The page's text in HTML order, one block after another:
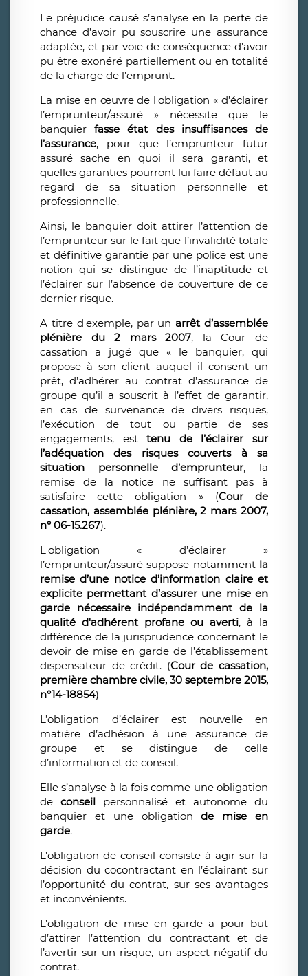
Le préjudice causé s’analyse en la perte de
chance d’avoir pu souscrire une assurance
adaptée, et par voie de conséquence d’avoir
pu être exonéré partiellement ou en totalité
de la charge de l’emprunt.
La mise en œuvre de l'obligation « d’éclairer
l’emprunteur/assuré » nécessite que le
banquierfasse état des insuffisances de
l’assurance, pour que l’emprunteur futur
assuré sache en quoi il sera garanti, et
quelles garanties pourront lui faire défaut au
regard de sa situation personnelle et
professionnelle.
Ainsi, le banquier doit attirer l’attention de
l’emprunteur sur le fait que l’invalidité totale
et définitive garantie par une police est une
notion qui se distingue de l’inaptitude et
l’éclairer sur l’absence de couverture de ce
dernier risque.
A titre d'exemple, par unarrêt d’assemblée
plénière du 2 mars 2007, la Cour de
cassation a jugé que « le banquier, qui
propose à son client auquel il consent un
prêt, d’adhérer au contrat d’assurance de
groupe qu’il a souscrit à l’effet de garantir,
en cas de survenance de divers risques,
l’exécution de tout ou partie de ses
engagements, esttenu de l’éclairer sur
l’adéquation des risques couverts à sa
situation personnelle d’emprunteur, la
remise de la notice ne suffisant pas à
satisfaire cette obligation » (Cour de
cassation, assemblée plénière, 2 mars 2007,
n° 06-15.267).
L'obligation « d’éclairer »
l’emprunteur/assuré suppose notamment la
remise d’une notice d’information claire et
explicite permettant d’assurer une mise en
garde nécessaire indépendamment de la
qualité d'adhérent profane ou averti, à la
différence de la jurisprudence concernant le
devoir de mise en garde de l’établissement
dispensateur de crédit. (Cour de cassation,
première chambre civile, 30 septembre 2015,
n°14-18854)
L’obligation d’éclairer est nouvelle en
matière d’adhésion à une assurance de
groupe et se distingue de celle
d’information et de conseil.
Elle s’analyse à la fois comme une obligation
de conseil personnalisé et autonome du
banquier et une obligationde mise en
garde.
L’obligation de conseil consiste à agir sur la
décision du cocontractant en l’éclairant sur
l’opportunité du contrat, sur ses avantages
et inconvénients.
L’obligation de mise en garde a pour but
d’attirer l’attention du contractant et de
l’avertir sur un risque, un aspect négatif du
contrat.